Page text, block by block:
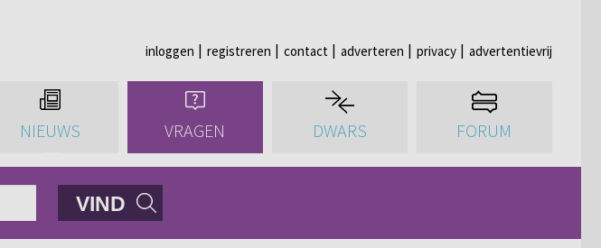
inloggen registreren contact adverteren privacy advertentievrij
NIEUWS VRAGEN DWARS FORUM
VIND